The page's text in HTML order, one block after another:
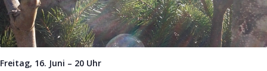
Freitag, 16. Juni – 20 Uhr